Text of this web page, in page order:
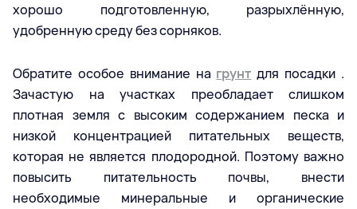
хорошо подготовленную, разрыхлённую,
удобренную среду без сорняков.
Обратите особое внимание на грунт для посадки .
Зачастую на участках преобладает слишком
плотная земля с высоким содержанием песка и
низкой концентрацией питательных веществ,
которая не является плодородной. Поэтому важно
повысить питательность почвы, внести
необходимые минеральные и органические